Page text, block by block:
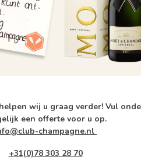
wij u graag verder! Vul
een offerte voor u op.
champagne.nl
+31(0)78 303 28 70